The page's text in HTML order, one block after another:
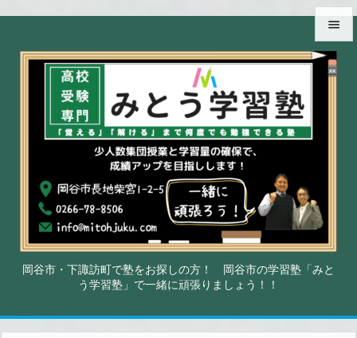
岡谷市・下諏訪町で塾をお探しの方！ 岡谷市の学習塾「みと
う学習塾」で一緒に頑張りましょう！！


メニュ